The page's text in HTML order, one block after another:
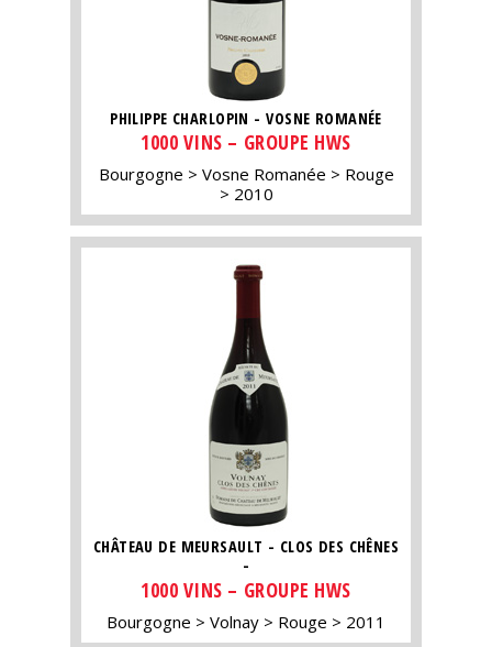
PHILIPPE CHARLOPIN - VOSNE ROMANÉE
1000 VINS – GROUPE HWS
Bourgogne Vosne Romanée
Rouge
2010
CHÂTEAU DE MEURSAULT - CLOS DES CHÊNES
-
1000 VINS – GROUPE HWS
Bourgogne Volnay Rouge 2011